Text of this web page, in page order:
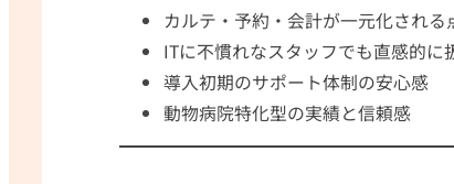
カルテ・予約・会計が一元化される
ITに不慣れなスタッフでも直感的に
導入初期のサポート体制の安心感
動物病院特化型の実績と信頼感